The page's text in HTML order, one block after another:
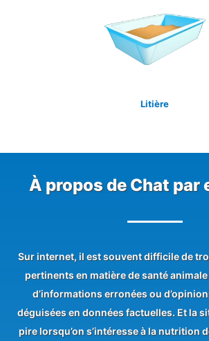
Litière
À propos de Chat par
Sur internet, il est souvent difficile de
pertinents en matière de santé
d’informations erronées ou
déguisées en données factuelles. Et la
pire lorsqu’on s’intéresse à la nutrition